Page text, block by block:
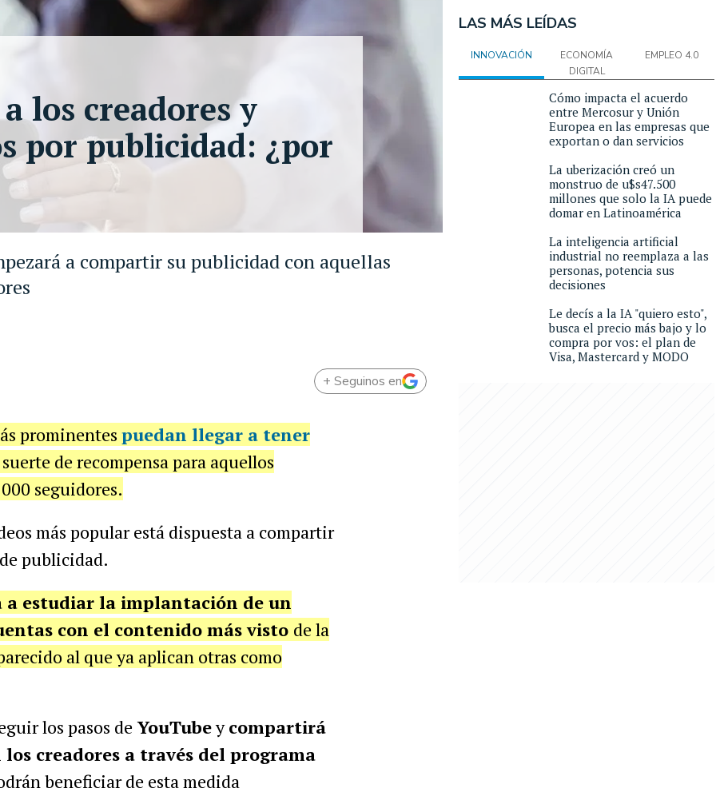
a compartir su publicidad con aquellas
los creadores y
por publicidad: ¿por
+ Seguinos en
prominentes puedan llegar a tener
de recompensa para aquellos
seguidores.
más popular está dispuesta a compartir
publicidad.
a estudiar la implantación de un
con el contenido más visto de la
al que ya aplican otras como
los pasos de YouTubeycompartirá
creadores a través del programa
beneficiar de esta medida
LAS MÁS LEÍDAS
INNOVACIÓN
ECONOMÍA
DIGITAL
EMPLEO 4.0
Cómo impacta el acuerdo
entre Mercosur y Unión
Europea en las empresas que
exportan o dan servicios
La uberización creó un
monstruo de u$s47.500
millones que solo la IA puede
domar en Latinoamérica
La inteligencia artificial
industrial no reemplaza a las
personas, potencia sus
decisiones
Le decís a la IA "quiero esto",
busca el precio más bajo y lo
compra por vos: el plan de
Visa, Mastercard y MODO